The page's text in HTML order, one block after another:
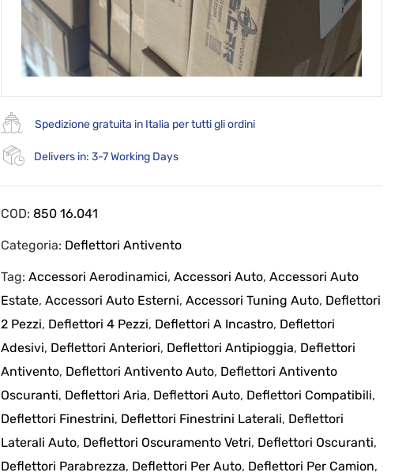
Spedizione gratuita in Italia per tutti gli ordini
Delivers in: 3-7 Working Days
COD: 850 16.041
Categoria: Deflettori Antivento
Tag:Accessori Aerodinamici,Accessori Auto,Accessori Auto
Estate,Accessori Auto Esterni,Accessori Tuning Auto, Deflettori
2 Pezzi, Deflettori 4 Pezzi, Deflettori A Incastro, Deflettori
Adesivi, Deflettori Anteriori, Deflettori Antipioggia, Deflettori
Antivento, Deflettori Antivento Auto, Deflettori Antivento
Oscuranti, Deflettori Aria, Deflettori Auto, Deflettori Compatibili,
Deflettori Finestrini, Deflettori Finestrini Laterali, Deflettori
Laterali Auto, Deflettori Oscuramento Vetri, Deflettori Oscuranti,
Deflettori Parabrezza, Deflettori Per Auto, Deflettori Per Camion,